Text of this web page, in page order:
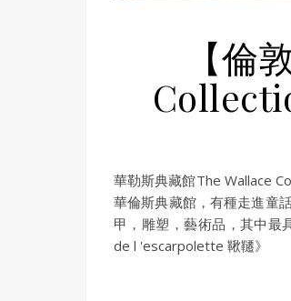
【倫
華勒斯典藏館The Wallace
華倫斯典藏館，有種走進童
甲，雕塑，藝術品，其中最
de l 'escarpolette 鞦韆》